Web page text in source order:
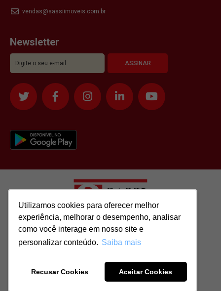
Utilizamos cookies para oferecer melhor
experiência, melhorar o desempenho, analisar
como você interage em nosso site e
personalizar conteúdo. Saiba mais
Recusar Cookies Aceitar Cookies
Utilizamos cookies para oferecer melhor
experiência, melhorar o desempenho, analisar
como você interage em nosso site e
personalizar conteúdo. Saiba mais
Recusar Cookies Aceitar Cookies
vendas@sassiimoveis.com.br
Newsletter
Todos os direitos reservados para: SASSI IMÓVEIS LTDA | CNPJ:
51.417.293/0001-48 | CRECI: J-04970/1